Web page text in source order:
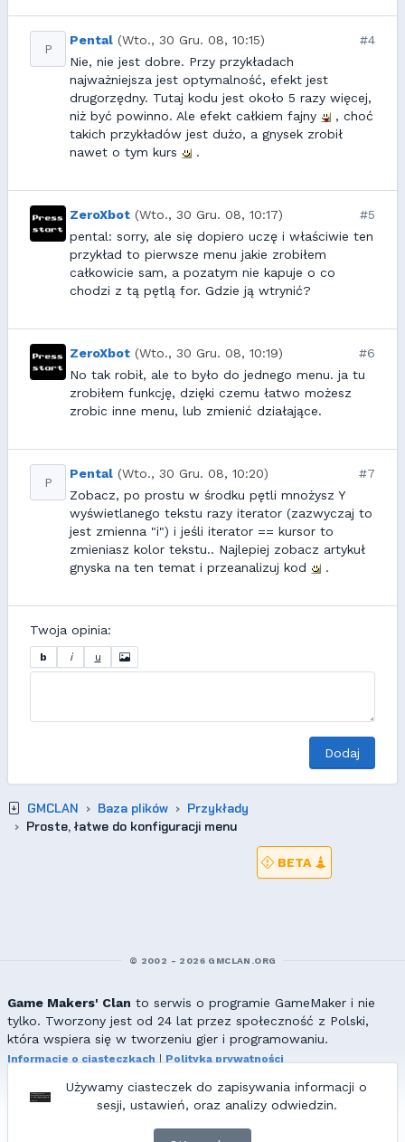
P
Pental (Wto., 30 Gru. 08, 10:15)
#4
Nie, nie jest dobre. Przy przykładach
najważniejsza jest optymalność, efekt jest
drugorzędny. Tutaj kodu jest około 5 razy więcej,
niż być powinno. Ale efekt całkiem fajny
, choć
takich przykładów jest dużo, a gnysek zrobił
nawet o tym kurs
.
ZeroXbot (Wto., 30 Gru. 08, 10:17)
#5
pental: sorry, ale się dopiero uczę i właściwie ten
przykład to pierwsze menu jakie zrobiłem
całkowicie sam, a pozatym nie kapuje o co
chodzi z tą pętlą for. Gdzie ją wtrynić?
ZeroXbot (Wto., 30 Gru. 08, 10:19)
#6
No tak robił, ale to było do jednego menu. ja tu
zrobiłem funkcję, dzięki czemu łatwo możesz
zrobic inne menu, lub zmienić działające.
P
Pental (Wto., 30 Gru. 08, 10:20)
#7
Zobacz, po prostu w środku pętli mnożysz Y
wyświetlanego tekstu razy iterator (zazwyczaj to
jest zmienna "i") i jeśli iterator == kursor to
zmieniasz kolor tekstu.. Najlepiej zobacz artykuł
gnyska na ten temat i przeanalizuj kod
.
Twoja opinia:
b i u
Dodaj
GMCLAN Baza plików
Przykłady
Proste, łatwe do konfiguracji menu
Używamy ciasteczek do zapisywania informacji o
sesji, ustawień, oraz analizy odwiedzin.
BETA
© 2002 - 2026 GMCLAN.ORG
Game Makers' Clan to serwis o programie GameMaker i nie
tylko. Tworzony jest od 24 lat przez społeczność z Polski,
która wspiera się w tworzeniu gier i programowaniu.
Informacje o ciasteczkach
Polityka prywatności
Wszelkie prawa zastrzeżone. Kopiowanie materiałów bez zgody
redakcji zabronione!